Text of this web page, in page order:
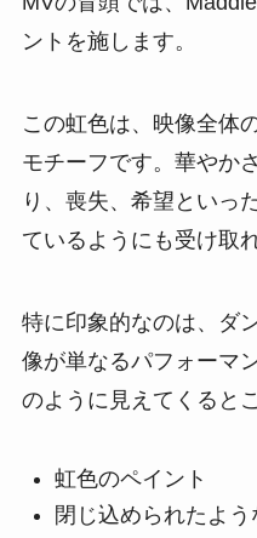
ントを施します。
この虹色は、映像全体
モチーフです。華やか
り、喪失、希望といっ
ているようにも受け取
特に印象的なのは、ダ
像が単なるパフォーマ
のように見えてくると
虹色のペイント
閉じ込められたよう